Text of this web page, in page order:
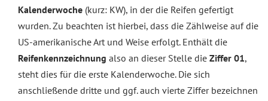
Kalenderwoche (kurz: KW), in der die Reifen gefertigt
wurden. Zu beachten ist hierbei, dass die Zählweise auf die
US-amerikanische Art und Weise erfolgt. Enthält die
Reifenkennzeichnung also an dieser Stelle die Ziffer 01,
steht dies für die erste Kalenderwoche. Die sich
anschließende dritte und ggf. auch vierte Ziffer bezeichnen